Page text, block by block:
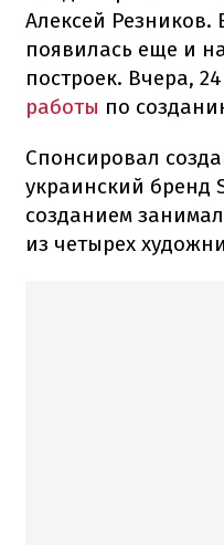
Алексей Резников.
появилась еще и
построек. Вчера,
работы по
Спонсировал
украинский бренд
созданием
из четырех